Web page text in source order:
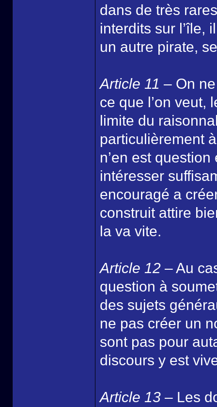
dans de très
interdits sur l’île,
un autre pirate,
Article 11 – On
ce que l’on veut,
limite du
particulièrement
n’en est
intéresser
encouragé a
construit attire
la va vite.
Article 12 – Au
question à
des sujets
ne pas créer un
sont pas pour
discours y est
Article 13 – Les